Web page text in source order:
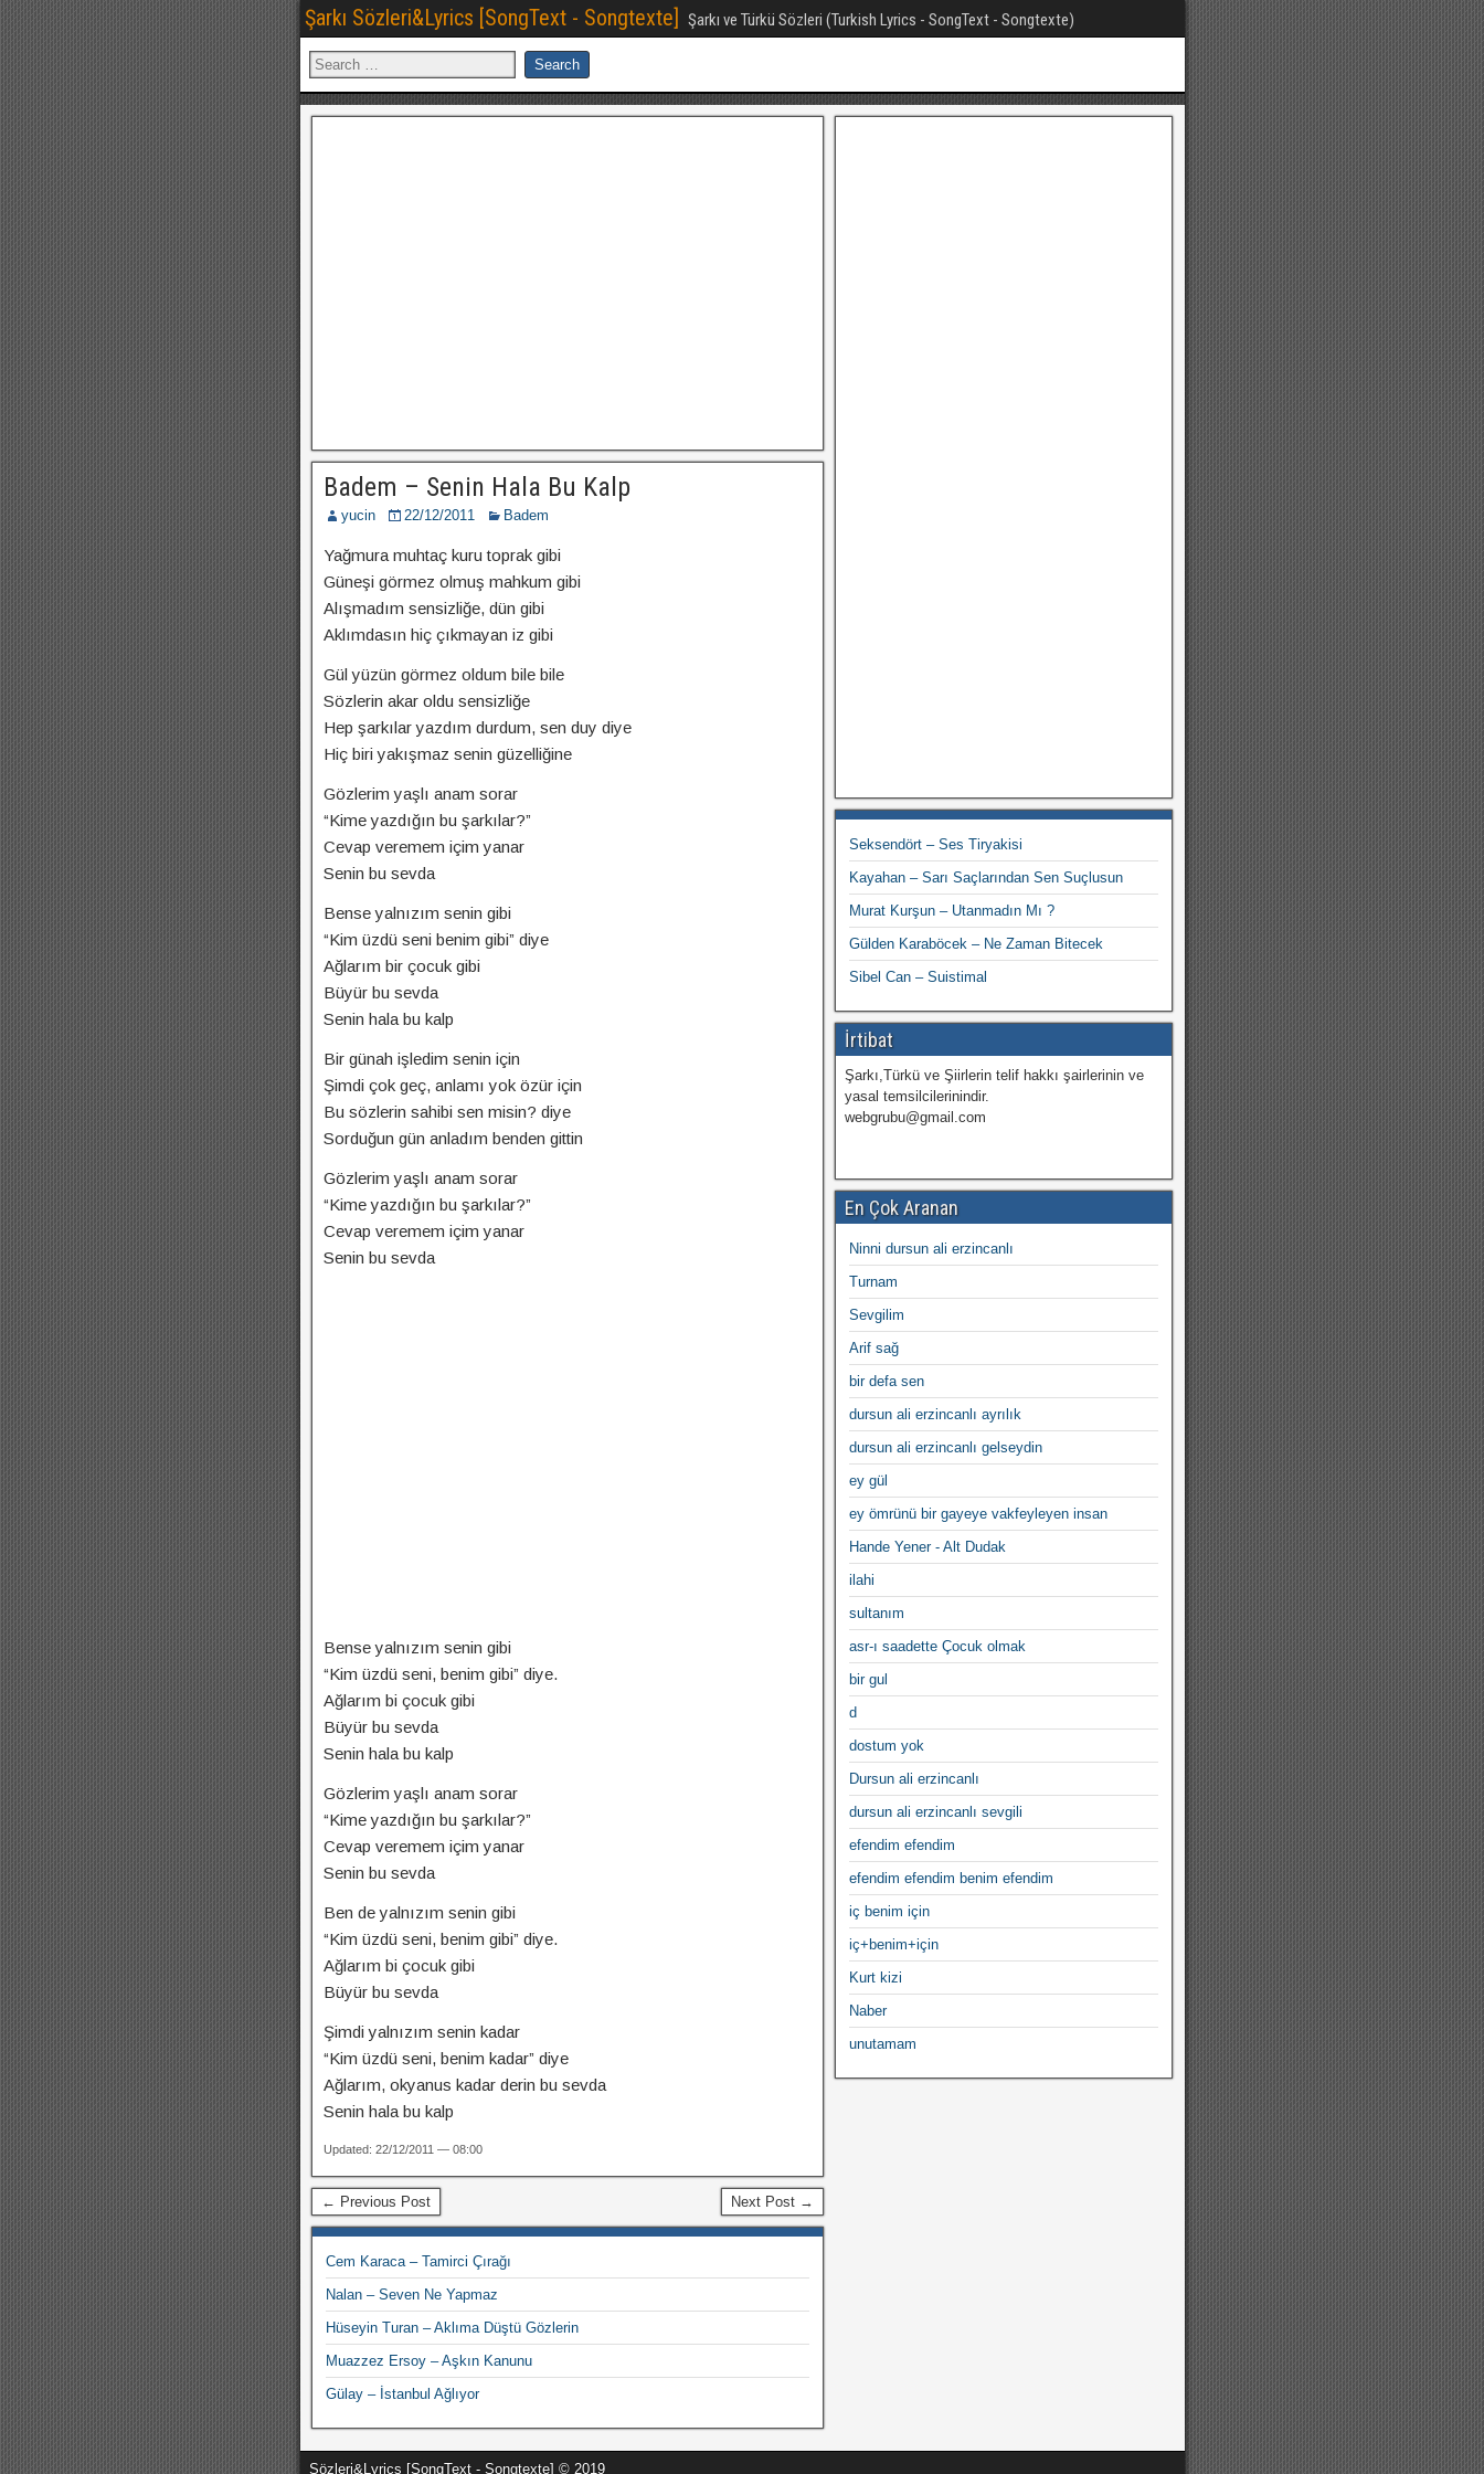
Şarkı Sözleri&Lyrics [SongText - Songtexte] Şarkı ve Türkü Sözleri (Turkish Lyrics - SongText - Songtexte)
Badem – Senin Hala Bu Kalp
yucin 22/12/2011 Badem
Yağmura muhtaç kuru toprak gibi
Güneşi görmez olmuş mahkum gibi
Alışmadım sensizliğe, dün gibi
Aklımdasın hiç çıkmayan iz gibi
Gül yüzün görmez oldum bile bile
Sözlerin akar oldu sensizliğe
Hep şarkılar yazdım durdum, sen duy diye
Hiç biri yakışmaz senin güzelliğine
Gözlerim yaşlı anam sorar
“Kime yazdığın bu şarkılar?”
Cevap veremem içim yanar
Senin bu sevda
Bense yalnızım senin gibi
“Kim üzdü seni benim gibi” diye
Ağlarım bir çocuk gibi
Büyür bu sevda
Senin hala bu kalp
Bir günah işledim senin için
Şimdi çok geç, anlamı yok özür için
Bu sözlerin sahibi sen misin? diye
Sorduğun gün anladım benden gittin
Gözlerim yaşlı anam sorar
“Kime yazdığın bu şarkılar?”
Cevap veremem içim yanar
Senin bu sevda
Bense yalnızım senin gibi
“Kim üzdü seni, benim gibi” diye.
Ağlarım bi çocuk gibi
Büyür bu sevda
Senin hala bu kalp
Gözlerim yaşlı anam sorar
“Kime yazdığın bu şarkılar?”
Cevap veremem içim yanar
Senin bu sevda
Ben de yalnızım senin gibi
“Kim üzdü seni, benim gibi” diye.
Ağlarım bi çocuk gibi
Büyür bu sevda
Şimdi yalnızım senin kadar
“Kim üzdü seni, benim kadar” diye
Ağlarım, okyanus kadar derin bu sevda
Senin hala bu kalp
Updated: 22/12/2011 — 08:00
← Previous Post Next Post →
Cem Karaca – Tamirci Çırağı
Nalan – Seven Ne Yapmaz
Hüseyin Turan – Aklıma Düştü Gözlerin
Muazzez Ersoy – Aşkın Kanunu
Gülay – İstanbul Ağlıyor
Seksendört – Ses Tiryakisi
Kayahan – Sarı Saçlarından Sen Suçlusun
Murat Kurşun – Utanmadın Mı ?
Gülden Karaböcek – Ne Zaman Bitecek
Sibel Can – Suistimal
İrtibat
Şarkı,Türkü ve Şiirlerin telif hakkı şairlerinin ve
yasal temsilcilerinindir.
webgrubu@gmail.com
En Çok Aranan
Ninni dursun ali erzincanlı
Turnam
Sevgilim
Arif sağ
bir defa sen
dursun ali erzincanlı ayrılık
dursun ali erzincanlı gelseydin
ey gül
ey ömrünü bir gayeye vakfeyleyen insan
Hande Yener - Alt Dudak
ilahi
sultanım
asr-ı saadette Çocuk olmak
bir gul
d
dostum yok
Dursun ali erzincanlı
dursun ali erzincanlı sevgili
efendim efendim
efendim efendim benim efendim
iç benim için
iç+benim+için
Kurt kizi
Naber
unutamam
Sözleri&Lyrics [SongText - Songtexte] © 2019